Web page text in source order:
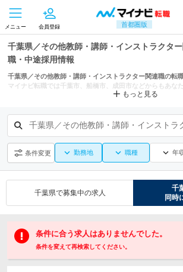
首都圏版
メニュー 会員登録
千葉県／その他教師・講師・インストラクタ
職・中途採用情報
千葉県／その他教師・講師・インストラクター関連職の転
マイナビ転職では千葉市、船橋市、成田市などからもあな
もっと見る
千葉県／その他教師・講師・インストラ
条件変更 勤務地 職種 年
千葉県で募集中の求人
千
同時
条件に合う求人はありませんでした。
条件を変えて再検索してください。